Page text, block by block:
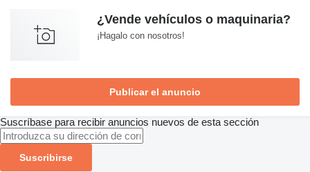
¿Vende vehículos o maquinaria?
¡Hagalo con nosotros!
Publicar el anuncio
Suscríbase para recibir anuncios nuevos de esta sección
Suscribirse